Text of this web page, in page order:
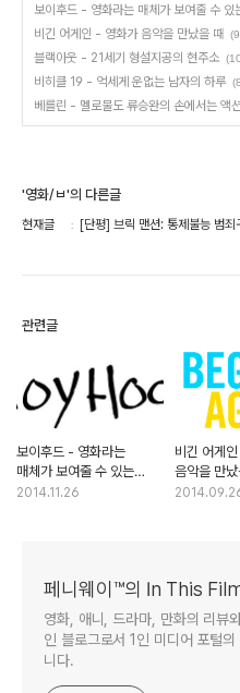
보이후드 - 영화라는 매체가 보여줄 수 있
비긴 어게인 - 영화가 음악을 만났을 때
블랙아웃 - 21세기 형설지공의 현주소
비히클 19 - 억세게 운없는 남자의 하루
베를린 - 멜로물도 류승완의 손에서는 액
'영화/ㅂ'의 다른글
현재글 [단평] 브릭 맨션: 통제불능 범
관련글
보이후드 - 영화라는
매체가 보여줄 수 있는
시간의 경이
2014.11.26
비긴 어게
음악을 만
페니웨이™의 In This
영화, 애니, 드라마, 만화의 리뷰
인 블로그로서 1인 미디어 포털
니다.